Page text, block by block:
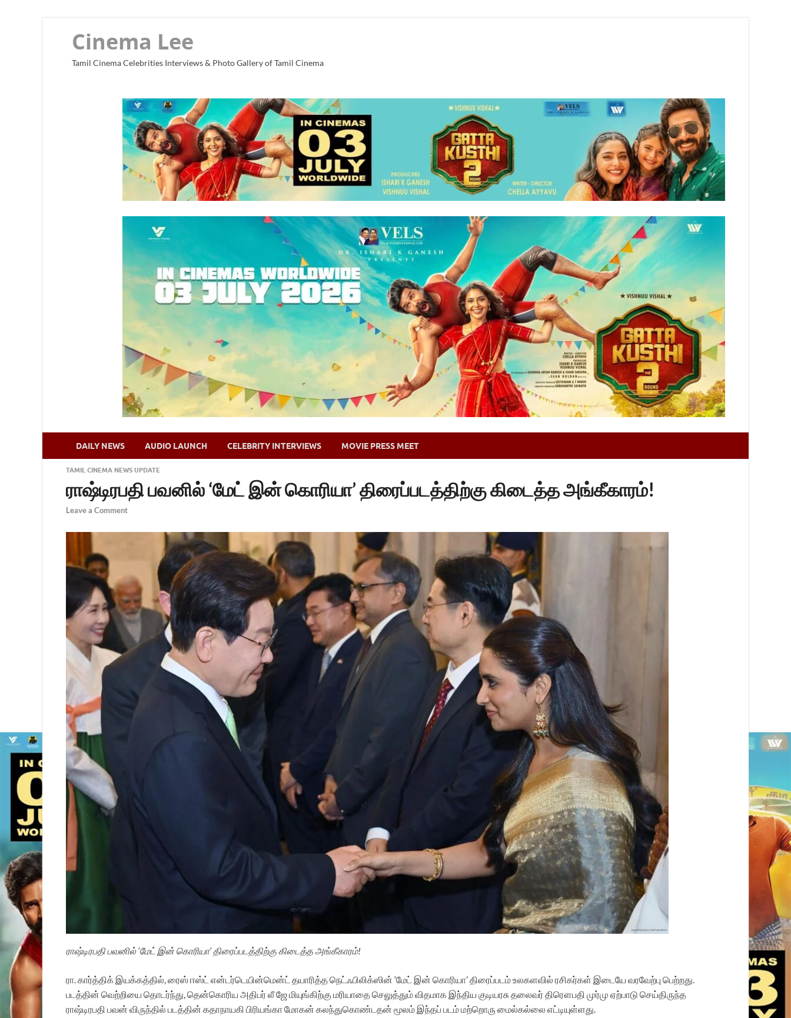
Cinema Lee
Tamil Cinema Celebrities Interviews & Photo Gallery of Tamil Cinema
DAILY NEWS AUDIO LAUNCH CELEBRITY INTERVIEWS MOVIE PRESS MEET
TAMIL CINEMA NEWS UPDATE
ராஷ்டிரபதி பவனில் ‘மேட் இன் கொரியா’ திரைப்படத்திற்கு கிடைத்த அங்கீகாரம்!
Leave a Comment
ராஷ்டிரபதி பவனில் ‘மேட் இன் கொரியா’ திரைப்படத்திற்கு கிடைத்த அங்கீகாரம்!
ரா. கார்த்திக் இயக்கத்தில், ரைஸ் ஈஸ்ட் என்டர்டெயின்மென்ட் தயாரித்த நெட்ஃபிலிக்ஸின் ‘மேட் இன் கொரியா’ திரைப்படம் உலகளவில் ரசிகர்கள் இடையே வரவேற்பு பெற்றது.
படத்தின் வெற்றியை தொடர்ந்து, தென்கொரிய அதிபர் லீ ஜே மியுங்கிற்கு மரியாதை செலுத்தும் விதமாக இந்திய குடியரசு தலைவர் திரௌபதி முர்மு ஏற்பாடு செய்திருந்த
ராஷ்டிரபதி பவன் விருந்தில் படத்தின் கதாநாயகி பிரியங்கா மோகன் கலந்துகொண்டதன் மூலம் இந்தப் படம் மற்றொரு மைல்கல்லை எட்டியுள்ளது.